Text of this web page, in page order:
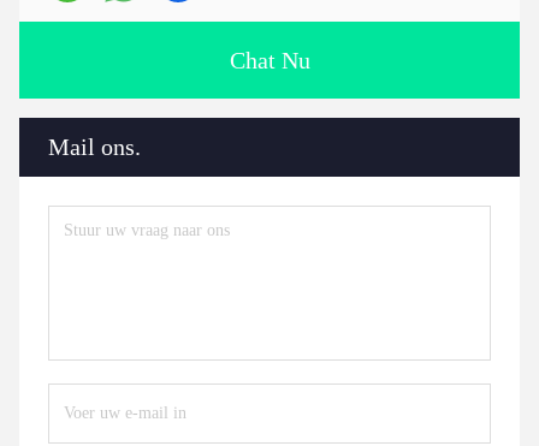
Chat Nu
Mail ons.